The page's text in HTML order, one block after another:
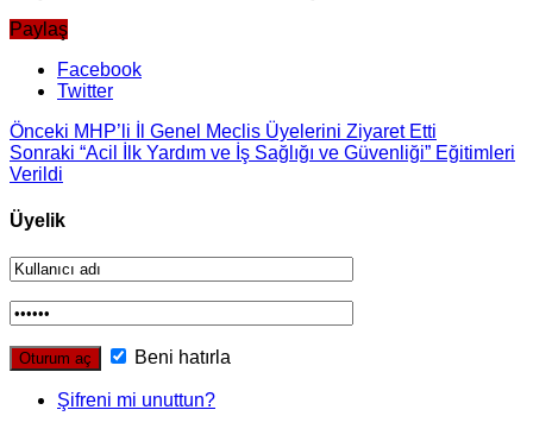
Paylaş
Facebook
Twitter
Önceki MHP’li İl Genel Meclis Üyelerini Ziyaret Etti
Sonraki “Acil İlk Yardım ve İş Sağlığı ve Güvenliği” Eğitimleri
Verildi
Üyelik
Beni hatırla
Şifreni mi unuttun?